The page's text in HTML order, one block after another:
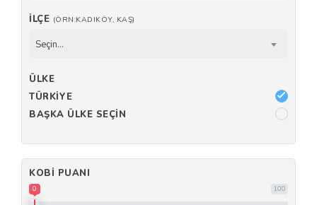
İLÇE (ÖRN:KADIKÖY, KAŞ)
Seçin...
ÜLKE
TÜRKIYE
BAŞKA ÜLKE SEÇIN
KOBI PUANI
100
0